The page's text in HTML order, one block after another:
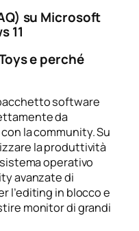
su Microsoft
11
e perché
software
da
la community. Su
la produttività
operativo
avanzate di
l’editing in blocco e
monitor di grandi